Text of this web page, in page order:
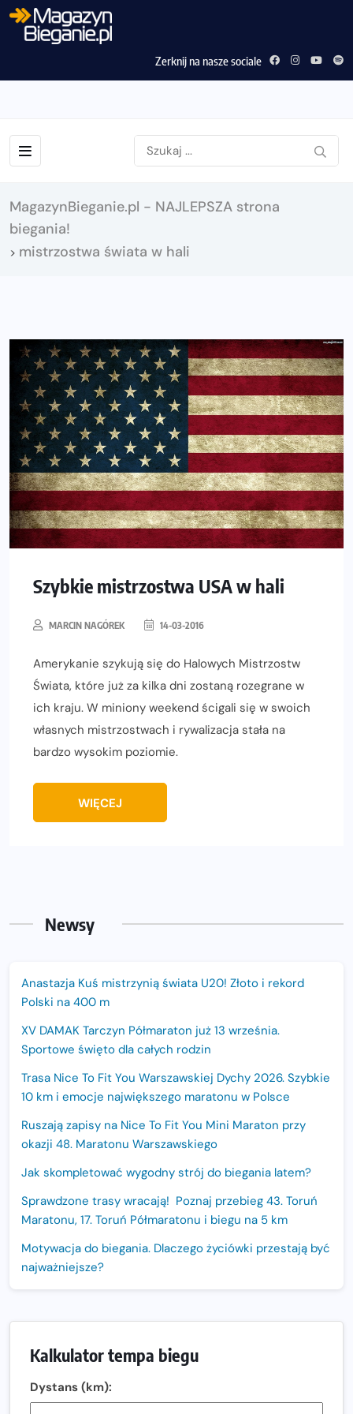
Zerknij na nasze sociale
MagazynBieganie.pl - NAJLEPSZA strona
biegania!
> mistrzostwa świata w hali
Szybkie mistrzostwa USA w hali
MARCIN NAGÓREK 14-03-2016
Amerykanie szykują się do Halowych Mistrzostw
Świata, które już za kilka dni zostaną rozegrane w
ich kraju. W miniony weekend ścigali się w swoich
własnych mistrzostwach i rywalizacja stała na
bardzo wysokim poziomie.
WIĘCEJ
Newsy
Anastazja Kuś mistrzynią świata U20! Złoto i rekord
Polski na 400 m
XV DAMAK Tarczyn Półmaraton już 13 września.
Sportowe święto dla całych rodzin
Trasa Nice To Fit You Warszawskiej Dychy 2026. Szybkie
10 km i emocje największego maratonu w Polsce
Ruszają zapisy na Nice To Fit You Mini Maraton przy
okazji 48. Maratonu Warszawskiego
Jak skompletować wygodny strój do biegania latem?
Sprawdzone trasy wracają! Poznaj przebieg 43. Toruń
Maratonu, 17. Toruń Półmaratonu i biegu na 5 km
Motywacja do biegania. Dlaczego życiówki przestają być
najważniejsze?
Sprawdzony przebieg i profil stworzony do szybkiego
biegania
Kalkulator tempa biegu
Dystans (km):